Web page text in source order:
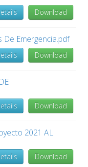
Download
De Emergencia.pdf
Download
Download
2021 AL
Download